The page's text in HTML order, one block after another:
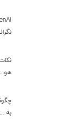
هو...
به ...